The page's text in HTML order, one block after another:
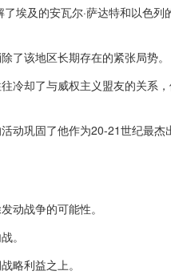
埃及的安瓦尔·萨达特和以色列
了该地区长期存在的紧张局势。
冷却了与威权主义盟友的关系
动巩固了他作为20-21世纪最杰
动战争的可能性。
。
略利益之上。